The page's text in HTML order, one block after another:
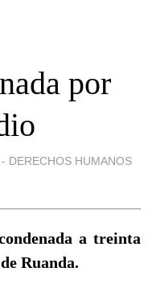
por
- DERECHOS HUMANOS
a treinta
Ruanda.